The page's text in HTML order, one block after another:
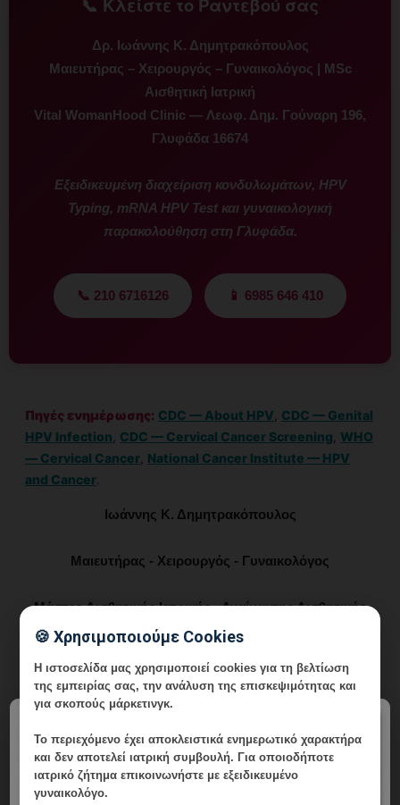
📞 Κλείστε το Ραντεβού σας
Δρ. Ιωάννης Κ. Δημητρακόπουλος
Μαιευτήρας – Χειρουργός – Γυναικολόγος | MSc
Αισθητική Ιατρική
Vital WomanHood Clinic — Λεωφ. Δημ. Γούναρη 196,
Γλυφάδα 16674
Εξειδικευμένη διαχείριση κονδυλωμάτων, HPV
Typing, mRNA HPV Test και γυναικολογική
παρακολούθηση στη Γλυφάδα.
📞 210 6716126 📱 6985 646 410
Πηγές ενημέρωσης: CDC — About HPV CDC — Genital
HPV Infection CDC — Cervical Cancer Screening WHO
— Cervical Cancer National Cancer Institute — HPV
and Cancer
Ιωάννης Κ. Δημητρακόπουλος
Μαιευτήρας - Χειρουργός - Γυναικολόγος
Μάστερ Αισθητικής Ιατρικής - Αναίμακτης Αισθητικής
Γυναικολογίας - Αναγεννητικής Ιατρικής και Αναίμακτης
Τηλ.: 210 6716126 Κιν.: 6985 64 64 10 e-mail
Ιατρείο: Λεωφ. Δημητρίου Γούναρη 196 Γλυφάδα Τ.Κ. 166 74
🍪 Χρησιμοποιούμε Cookies
Η ιστοσελίδα μας χρησιμοποιεί cookies για τη βελτίωση
της εμπειρίας σας, την ανάλυση της επισκεψιμότητας και
για σκοπούς μάρκετινγκ.
Το περιεχόμενο έχειαποκλειστικά ενημερωτικό χαρακτήρα
και δεν αποτελεί ιατρική συμβουλή. Για οποιοδήποτε
ιατρικό ζήτημα επικοινωνήστε με εξειδικευμένο
γυναικολόγο.